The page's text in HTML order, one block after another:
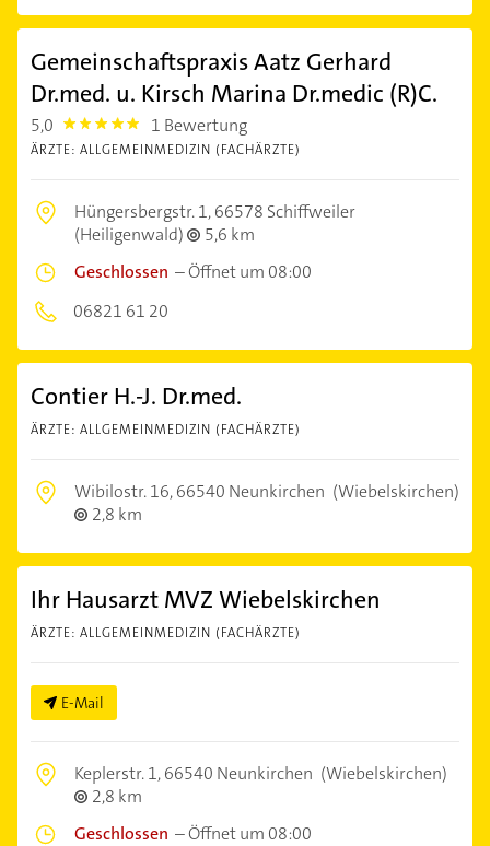
Gemeinschaftspraxis Aatz Gerhard
Dr.med. u. Kirsch Marina Dr.medic (R)C.
5,0 5.0 1 Bewertung
ÄRZTE: ALLGEMEINMEDIZIN (FACHÄRZTE)
Hüngersbergstr. 1,66578 Schiffweiler
(Heiligenwald)
5,6 km
Geschlossen –Öffnet um 08:00
06821 61 20
Contier H.-J. Dr.med.
ÄRZTE: ALLGEMEINMEDIZIN (FACHÄRZTE)
Wibilostr. 16,66540 Neunkirchen (Wiebelskirchen)
2,8 km
Ihr Hausarzt MVZ Wiebelskirchen
ÄRZTE: ALLGEMEINMEDIZIN (FACHÄRZTE)
E-Mail
Keplerstr. 1,66540 Neunkirchen (Wiebelskirchen)
2,8 km
Geschlossen –Öffnet um 08:00